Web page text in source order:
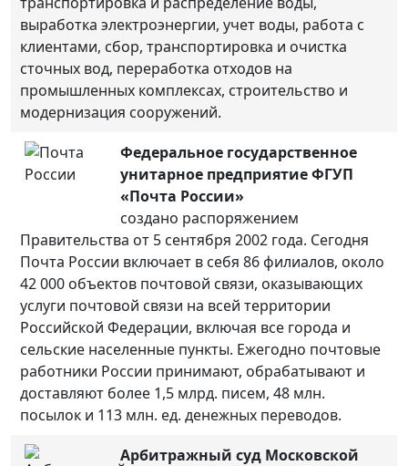
выработка электроэнергии, учет воды, работа с
клиентами, сбор, транспортировка и очистка
сточных вод, переработка отходов на
промышленных комплексах, строительство и
модернизация сооружений.
Федеральное государственное
унитарное предприятие ФГУП
«Почта России»
cоздано распоряжением
Правительства от 5 сентября 2002 года. Сегодня
Почта России включает в себя 86 филиалов, около
42 000 объектов почтовой связи, оказывающих
услуги почтовой связи на всей территории
Российской Федерации, включая все города и
сельские населенные пункты. Ежегодно почтовые
работники России принимают, обрабатывают и
доставляют более 1,5 млрд. писем, 48 млн.
посылок и 113 млн. ед. денежных переводов.
Арбитражный суд Московской